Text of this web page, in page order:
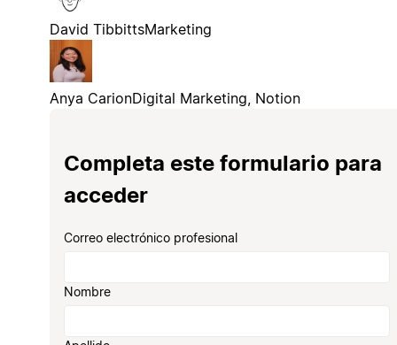
David TibbittsMarketing
Anya CarionDigital Marketing, Notion
Completa este formulario para
acceder
Correo electrónico profesional
Nombre